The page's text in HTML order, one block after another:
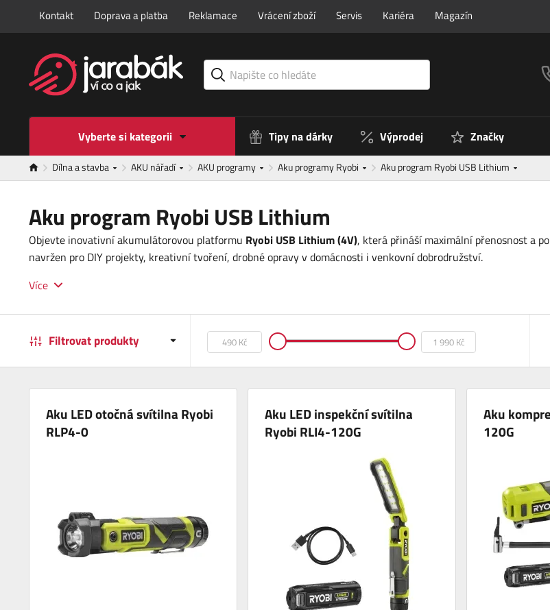
Kontakt Doprava a platba Reklamace Vrácení zboží Servis Kariéra Magazín
Vyberte si kategorii Tipy na dárky Výprodej Značky
Dílna a stavba AKU nářadí AKU programy Aku programy Ryobi Aku program Ryobi USB Lithium
Aku program Ryobi USB Lithium
Objevte inovativní akumulátorovou platformu Ryobi USB Lithium (4V), která přináší maximální přenosnost a
navržen pro DIY projekty, kreativní tvoření, drobné opravy v domácnosti i venkovní dobrodružství.
Více
Filtrovat produkty
Aku LED otočná svítilna Ryobi
RLP4-0
Aku LED inspekční svítilna
Ryobi RLI4-120G
Aku
120G